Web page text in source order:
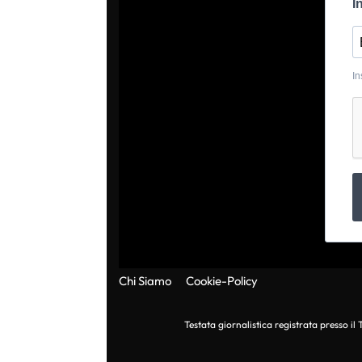
Chi Siamo Cookie-Policy
Testata giornalistica registrata presso il